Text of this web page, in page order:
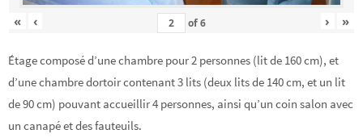
« ‹ of6 › »
Étage composé d’une chambre pour 2 personnes (lit de 160 cm), et
d’une chambre dortoir contenant 3 lits (deux lits de 140 cm, et un lit
de 90 cm) pouvant accueillir 4 personnes, ainsi qu’un coin salon avec
un canapé et des fauteuils.